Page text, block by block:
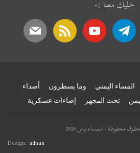
خليك معنا :-
telegram
youtube
rss
mail
المساء اليمني وما يسطرون
أصداء
تحت المجهر إضاءات عسكرية
محفوظة - المساء برس 2026
Design: adnan